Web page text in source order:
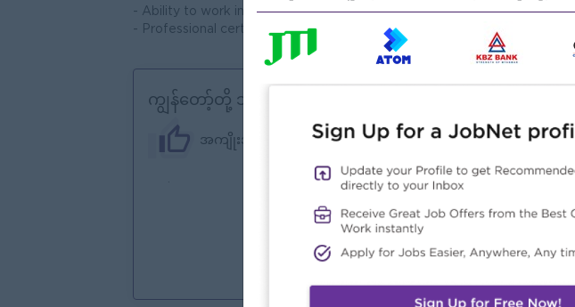
- Ability to work independently and lead accounting teams
- Professional certification (LCCI III or ACCA Part II) is a plus.
ကျွန်တော့်တို့ ဘာတွေကမ်းလှမ်းနိုင်သလဲ
အကျိုးအမြတ် ထူးခြားချက်များ
ကောင်းမွန်သောကုမ္ပဏီ
အသင်းနဲ့လက်တွဲလိုက်ပါ
သင်အပြောင်းအလဲကိုဖန်တီးပါ